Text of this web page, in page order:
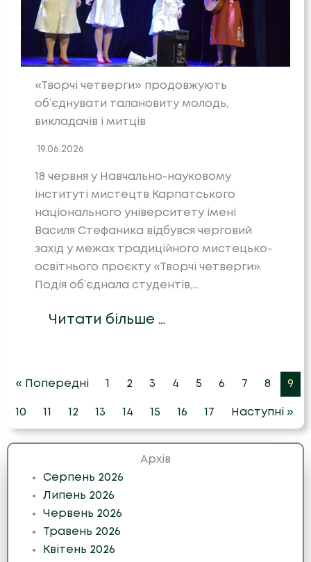
«Творчі четверги» продовжують
об’єднувати талановиту молодь,
викладачів і митців
19.06.2026
18 червня у Навчально-науковому
інституті мистецтв Карпатського
національного університету імені
Василя Стефаника відбувся черговий
захід у межах традиційного мистецько-
освітнього проєкту «Творчі четверги».
Подія об’єднала студентів,…
Читати більше …
« Попередні 1 2 3 4 5 6 7 8 9
10 11 12 13 14 15 16 17 Наступні »
Архів
Серпень 2026
Липень 2026
Червень 2026
Травень 2026
Квітень 2026